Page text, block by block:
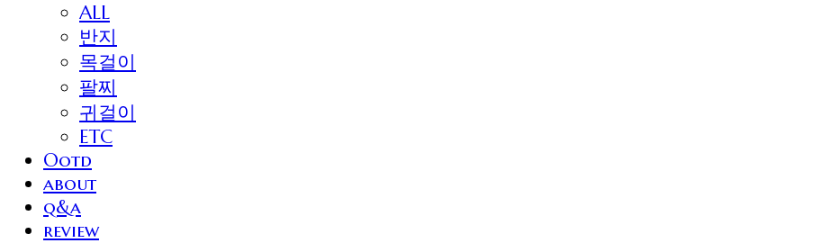
ALL
반지
목걸이
팔찌
귀걸이
ETC
Ootd
about
q&a
review